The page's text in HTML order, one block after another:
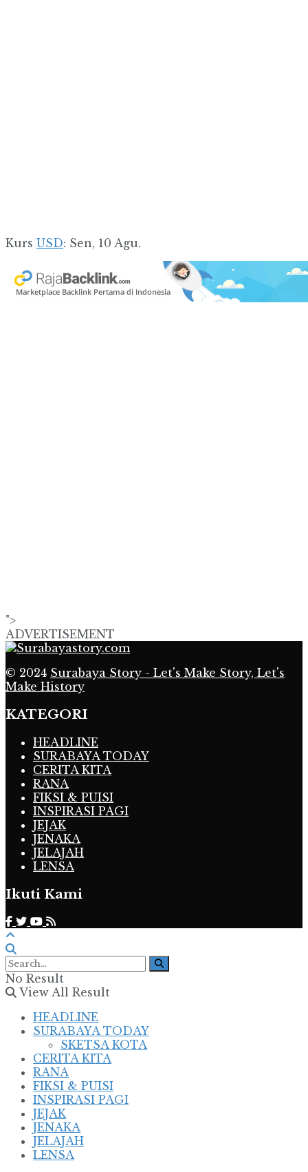
Kurs USD: Sen, 10 Agu.
">
ADVERTISEMENT
© 2024 Surabaya Story - Let's Make Story, Let's
Make History
KATEGORI
HEADLINE
SURABAYA TODAY
CERITA KITA
RANA
FIKSI & PUISI
INSPIRASI PAGI
JEJAK
JENAKA
JELAJAH
LENSA
Ikuti Kami
No Result
View All Result
HEADLINE
SURABAYA TODAY
SKETSA KOTA
CERITA KITA
RANA
FIKSI & PUISI
INSPIRASI PAGI
JEJAK
JENAKA
JELAJAH
LENSA